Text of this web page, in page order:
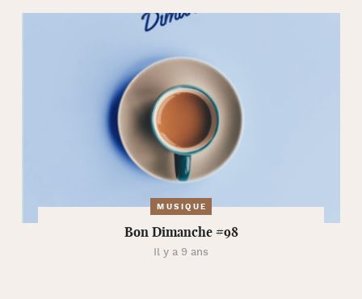
MUSIQUE
Bon Dimanche #98
Il y a 9 ans